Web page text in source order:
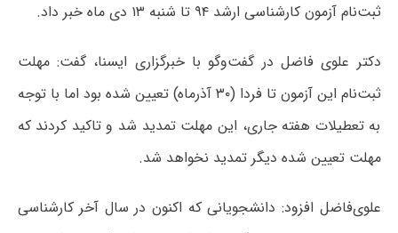
ثبت‌نام آزمون کارشناسی ارشد ۹۴ تا شنبه ۱۳ دی‌ ماه خبر داد.
دکتر علوی‌ فاضل در گفت‌وگو با خبرگزاری ایسنا، گفت: مهلت
ثبت‌نام این آزمون تا فردا (۳۰ آذرماه) تعیین شده بود اما با توجه
به تعطیلات هفته جاری، این مهلت تمدید شد و تاکید کردند که
مهلت تعیین شده دیگر تمدید نخواهد شد.
علوی‌فاضل افزود: دانشجویانی که اکنون در سال آخر کارشناسی